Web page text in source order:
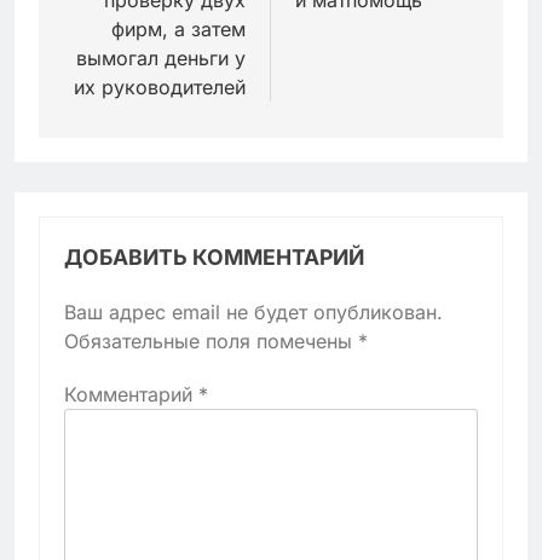
фирм, а затем
вымогал деньги у
их руководителей
ДОБАВИТЬ КОММЕНТАРИЙ
Ваш адрес email не будет опубликован.
Обязательные поля помечены *
Комментарий *